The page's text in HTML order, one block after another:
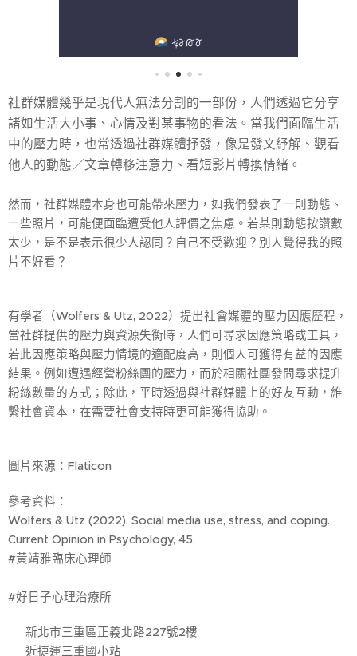
社群媒體幾乎是現代人無法分割的一部份，人們透過它分享
諸如生活大小事、心情及對某事物的看法。當我們面臨生活
中的壓力時，也常透過社群媒體抒發，像是發文紓解、觀看
他人的動態／文章轉移注意力、看短影片轉換情緒。
然而，社群媒體本身也可能帶來壓力，如我們發表了一則動態、
一些照片，可能便面臨遭受他人評價之焦慮。若某則動態按讚數
太少，是不是表示很少人認同？自己不受歡迎？別人覺得我的照
片不好看？
有學者（Wolfers & Utz, 2022）提出社會媒體的壓力因應歷程，
當社群提供的壓力與資源失衡時，人們可尋求因應策略或工具，
若此因應策略與壓力情境的適配度高，則個人可獲得有益的因應
結果。例如遭遇經營粉絲團的壓力，而於相關社團發問尋求提升
粉絲數量的方式；除此，平時透過與社群媒體上的好友互動，維
繫社會資本，在需要社會支持時更可能獲得協助。
圖片來源：Flaticon
參考資料：
Wolfers & Utz (2022). Social media use, stress, and coping.
Current Opinion in Psychology, 45.
#黃靖雅臨床心理師
#好日子心理治療所
🚩 新北市三重區正義北路227號2樓
🚃 近捷運三重國小站